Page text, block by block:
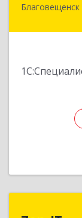
675000,